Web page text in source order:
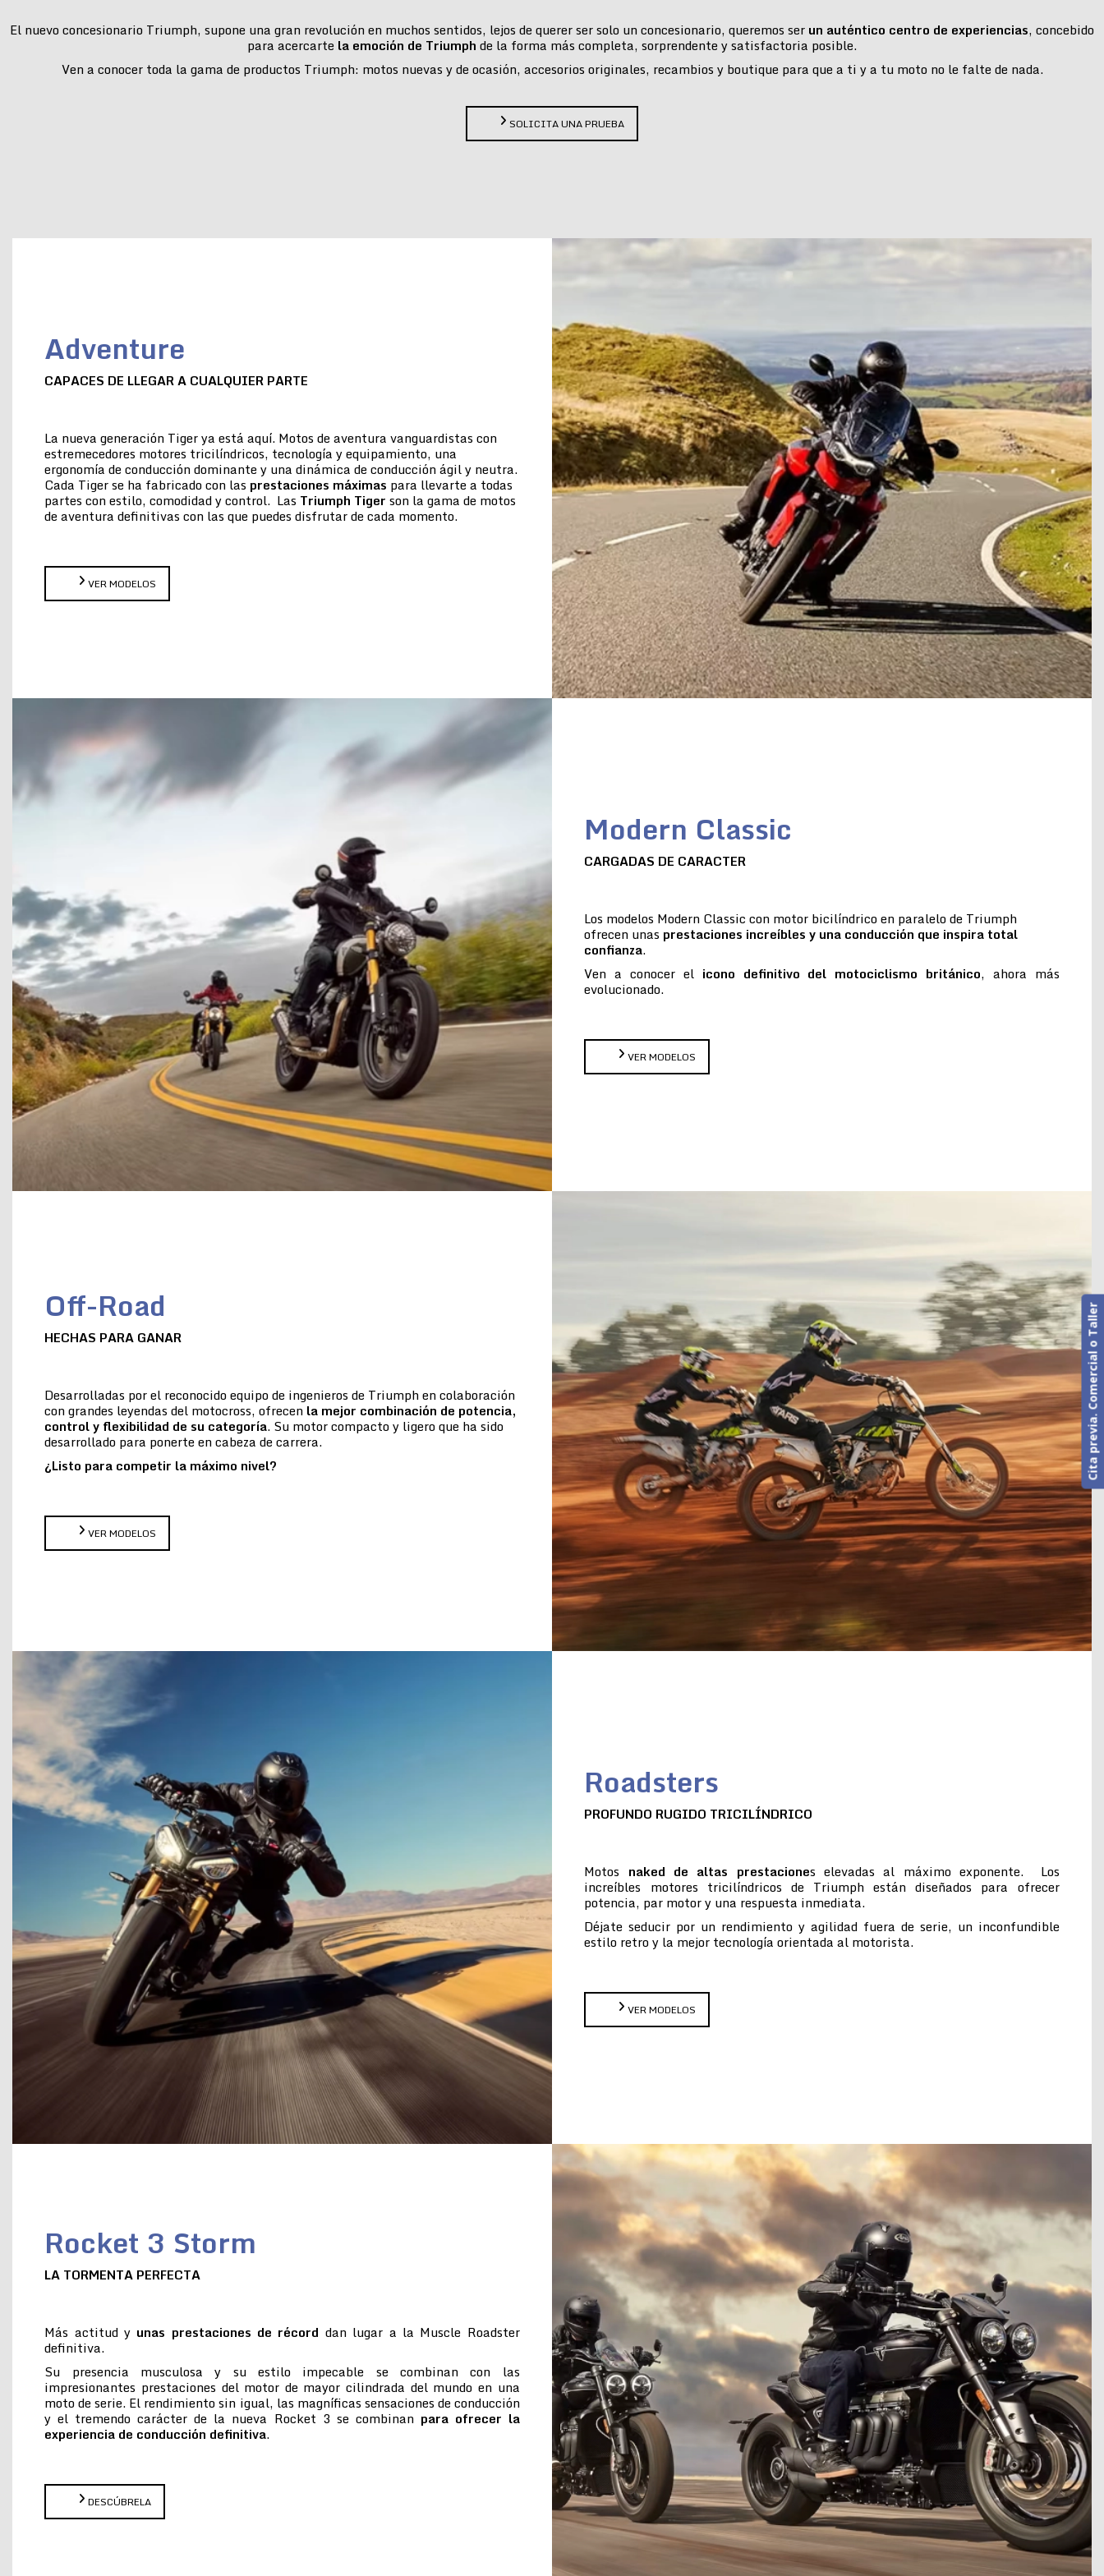
El nuevo concesionario Triumph, supone una gran revolución en muchos sentidos, lejos de querer ser solo un concesionario, queremos ser un auténtico centro de experiencias, concebido
para acercarte la emoción de Triumph de la forma más completa, sorprendente y satisfactoria posible.
Ven a conocer toda la gama de productos Triumph: motos nuevas y de ocasión, accesorios originales, recambios y boutique para que a ti y a tu moto no le falte de nada.
SOLICITA UNA PRUEBA
Adventure
CAPACES DE LLEGAR A CUALQUIER PARTE
La nueva generación Tiger ya está aquí. Motos de aventura vanguardistas con
estremecedores motores tricilíndricos, tecnología y equipamiento, una
ergonomía de conducción dominante y una dinámica de conducción ágil y neutra.
Cada Tiger se ha fabricado con las prestaciones máximas para llevarte a todas
partes con estilo, comodidad y control. Las Triumph Tiger son la gama de motos
de aventura definitivas con las que puedes disfrutar de cada momento.
VER MODELOS
Modern Classic
CARGADAS DE CARACTER
Los modelos Modern Classic con motor bicilíndrico en paralelo de Triumph
ofrecen unas prestaciones increíbles y una conducción que inspira total
confianza.
Ven a conocer el icono definitivo del motociclismo británico, ahora más
evolucionado.
VER MODELOS
Off-Road
HECHAS PARA GANAR
Desarrolladas por el reconocido equipo de ingenieros de Triumph en colaboración
con grandes leyendas del motocross, ofrecen la mejor combinación de potencia,
control y flexibilidad de su categoría. Su motor compacto y ligero que ha sido
desarrollado para ponerte en cabeza de carrera.
¿Listo para competir la máximo nivel?
VER MODELOS
Roadsters
PROFUNDO RUGIDO TRICILÍNDRICO
Motos naked de altas prestaciones elevadas al máximo exponente. Los
increíbles motores tricilíndricos de Triumph están diseñados para ofrecer
potencia, par motor y una respuesta inmediata.
Déjate seducir por un rendimiento y agilidad fuera de serie, un inconfundible
estilo retro y la mejor tecnología orientada al motorista.
VER MODELOS
Rocket 3 Storm
LA TORMENTA PERFECTA
Más actitud y unas prestaciones de récord dan lugar a la Muscle Roadster
definitiva.
Su presencia musculosa y su estilo impecable se combinan con las
impresionantes prestaciones del motor de mayor cilindrada del mundo en una
moto de serie. El rendimiento sin igual, las magníficas sensaciones de conducción
y el tremendo carácter de la nueva Rocket 3 se combinan para ofrecer la
experiencia de conducción definitiva.
DESCÚBRELA
Cita previa. Comercial o Taller